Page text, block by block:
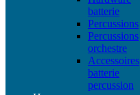
batterie
Percussions
Percussions
orchestre
Accessoires
batterie
percussion